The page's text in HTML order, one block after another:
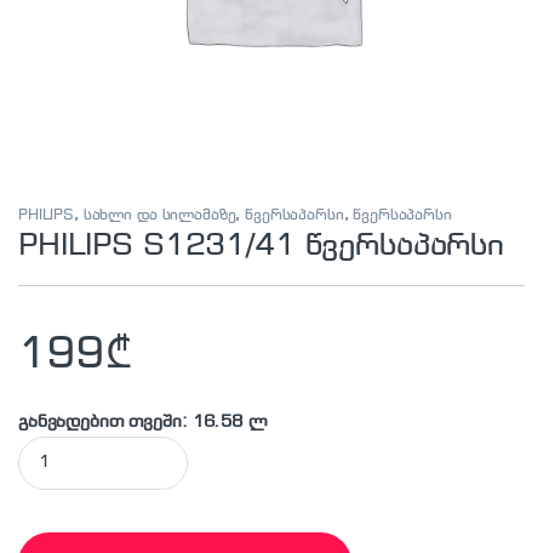
PHILIPS, სახლი და სილამაზე,წვერსაპარსი,წვერსაპარსი
PHILIPS S1231/41 წვერსაპარსი
199₾
განვადებით თვეში: 16.58 ლ
PHILIPS S1231/41 წვერსაპარსი quantity